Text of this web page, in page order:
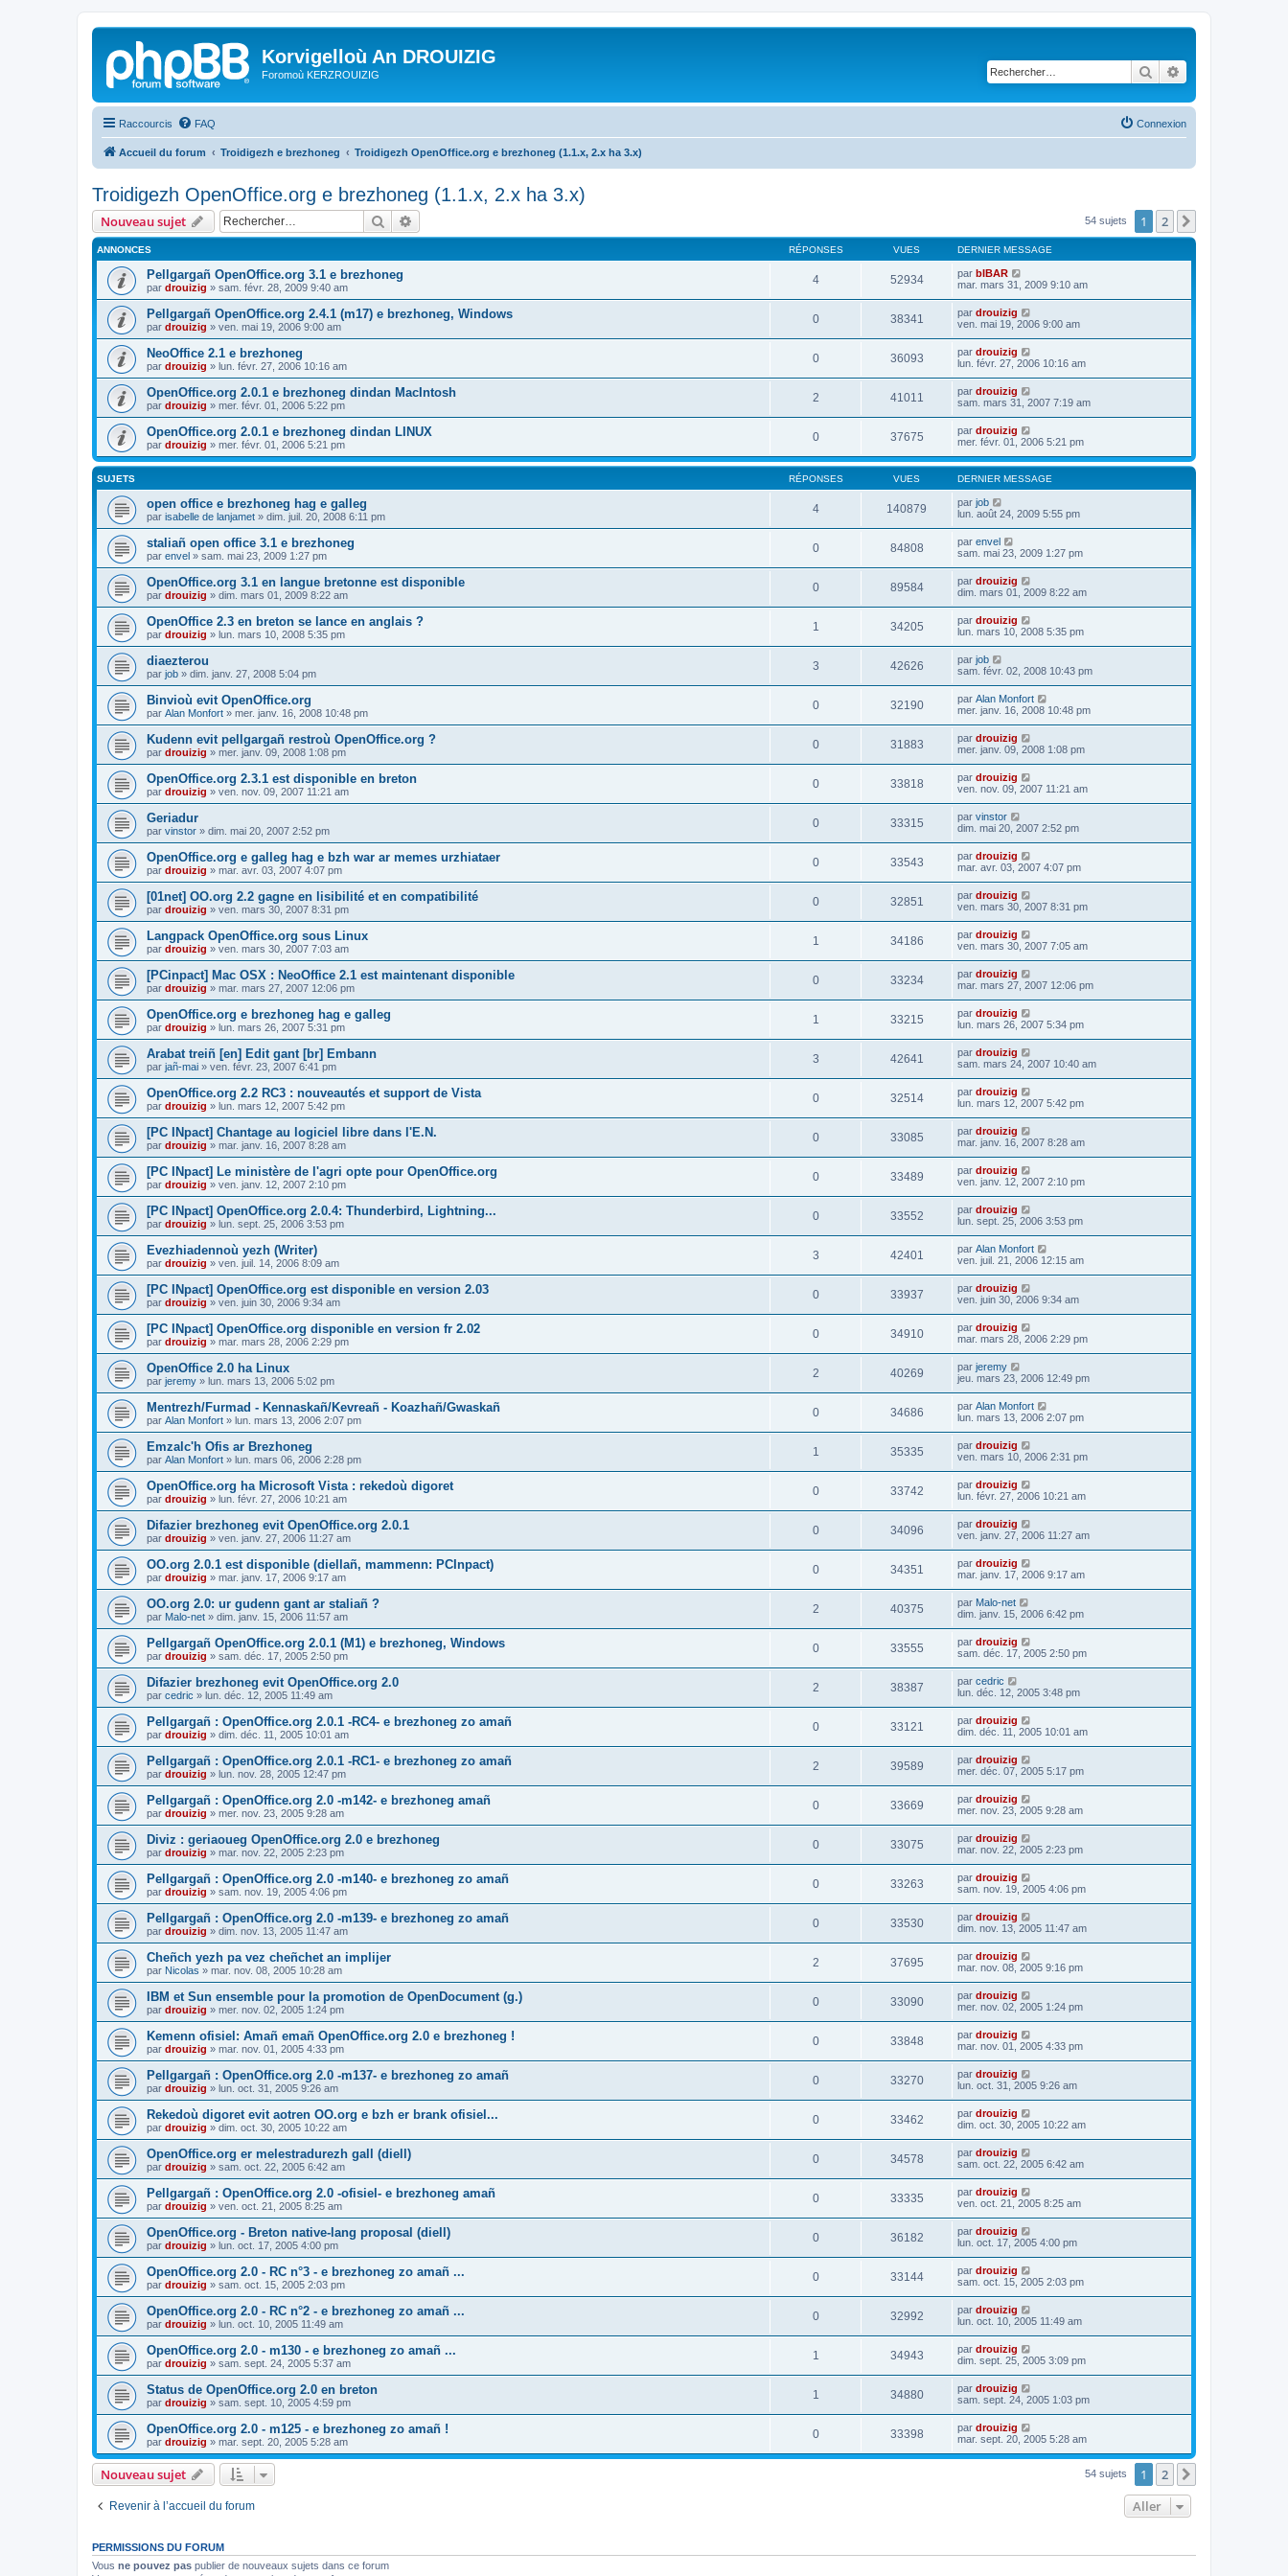
Korvigelloù An DROUIZIG
Foromoù KERZROUIZIG Rechercher
Raccourcis FAQ Connexion
Accueil du forum Troidigezh e brezhoneg Troidigezh OpenOffice.org e brezhoneg (1.1.x, 2.x ha 3.x)
Troidigezh OpenOffice.org e brezhoneg (1.1.x, 2.x ha 3.x)
Nouveau sujet Rechercher 54 sujets 1 2
ANNONCES RÉPONSES VUES DERNIER MESSAGE
Pellgargañ OpenOffice.org 3.1 e brezhoneg
par drouizig » sam. févr. 28, 2009 9:40 am
4 52934 par bIBAR
mar. mars 31, 2009 9:10 am
Pellgargañ OpenOffice.org 2.4.1 (m17) e brezhoneg, Windows
par drouizig » ven. mai 19, 2006 9:00 am
0 38341 par drouizig
ven. mai 19, 2006 9:00 am
NeoOffice 2.1 e brezhoneg
par drouizig » lun. févr. 27, 2006 10:16 am
0 36093 par drouizig
lun. févr. 27, 2006 10:16 am
OpenOffice.org 2.0.1 e brezhoneg dindan MacIntosh
par drouizig » mer. févr. 01, 2006 5:22 pm
2 41011 par drouizig
sam. mars 31, 2007 7:19 am
OpenOffice.org 2.0.1 e brezhoneg dindan LINUX
par drouizig » mer. févr. 01, 2006 5:21 pm
0 37675 par drouizig
mer. févr. 01, 2006 5:21 pm
SUJETS RÉPONSES VUES DERNIER MESSAGE
open office e brezhoneg hag e galleg
par isabelle de lanjamet » dim. juil. 20, 2008 6:11 pm
4 140879 par job
lun. août 24, 2009 5:55 pm
staliañ open office 3.1 e brezhoneg
par envel » sam. mai 23, 2009 1:27 pm
0 84808 par envel
sam. mai 23, 2009 1:27 pm
OpenOffice.org 3.1 en langue bretonne est disponible
par drouizig » dim. mars 01, 2009 8:22 am
0 89584 par drouizig
dim. mars 01, 2009 8:22 am
OpenOffice 2.3 en breton se lance en anglais ?
par drouizig » lun. mars 10, 2008 5:35 pm
1 34205 par drouizig
lun. mars 10, 2008 5:35 pm
diaezterou
par job » dim. janv. 27, 2008 5:04 pm
3 42626 par job
sam. févr. 02, 2008 10:43 pm
Binvioù evit OpenOffice.org
par Alan Monfort » mer. janv. 16, 2008 10:48 pm
0 32190 par Alan Monfort
mer. janv. 16, 2008 10:48 pm
Kudenn evit pellgargañ restroù OpenOffice.org ?
par drouizig » mer. janv. 09, 2008 1:08 pm
0 31883 par drouizig
mer. janv. 09, 2008 1:08 pm
OpenOffice.org 2.3.1 est disponible en breton
par drouizig » ven. nov. 09, 2007 11:21 am
0 33818 par drouizig
ven. nov. 09, 2007 11:21 am
Geriadur
par vinstor » dim. mai 20, 2007 2:52 pm
0 33315 par vinstor
dim. mai 20, 2007 2:52 pm
OpenOffice.org e galleg hag e bzh war ar memes urzhiataer
par drouizig » mar. avr. 03, 2007 4:07 pm
0 33543 par drouizig
mar. avr. 03, 2007 4:07 pm
[01net] OO.org 2.2 gagne en lisibilité et en compatibilité
par drouizig » ven. mars 30, 2007 8:31 pm
0 32851 par drouizig
ven. mars 30, 2007 8:31 pm
Langpack OpenOffice.org sous Linux
par drouizig » ven. mars 30, 2007 7:03 am
1 34186 par drouizig
ven. mars 30, 2007 7:05 am
[PCinpact] Mac OSX : NeoOffice 2.1 est maintenant disponible
par drouizig » mar. mars 27, 2007 12:06 pm
0 33234 par drouizig
mar. mars 27, 2007 12:06 pm
OpenOffice.org e brezhoneg hag e galleg
par drouizig » lun. mars 26, 2007 5:31 pm
1 33215 par drouizig
lun. mars 26, 2007 5:34 pm
Arabat treiñ [en] Edit gant [br] Embann
par jañ-mai » ven. févr. 23, 2007 6:41 pm
3 42641 par drouizig
sam. mars 24, 2007 10:40 am
OpenOffice.org 2.2 RC3 : nouveautés et support de Vista
par drouizig » lun. mars 12, 2007 5:42 pm
0 32514 par drouizig
lun. mars 12, 2007 5:42 pm
[PC INpact] Chantage au logiciel libre dans l'E.N.
par drouizig » mar. janv. 16, 2007 8:28 am
0 33085 par drouizig
mar. janv. 16, 2007 8:28 am
[PC INpact] Le ministère de l'agri opte pour OpenOffice.org
par drouizig » ven. janv. 12, 2007 2:10 pm
0 33489 par drouizig
ven. janv. 12, 2007 2:10 pm
[PC INpact] OpenOffice.org 2.0.4: Thunderbird, Lightning...
par drouizig » lun. sept. 25, 2006 3:53 pm
0 33552 par drouizig
lun. sept. 25, 2006 3:53 pm
Evezhiadennoù yezh (Writer)
par drouizig » ven. juil. 14, 2006 8:09 am
3 42401 par Alan Monfort
ven. juil. 21, 2006 12:15 am
[PC INpact] OpenOffice.org est disponible en version 2.03
par drouizig » ven. juin 30, 2006 9:34 am
0 33937 par drouizig
ven. juin 30, 2006 9:34 am
[PC INpact] OpenOffice.org disponible en version fr 2.02
par drouizig » mar. mars 28, 2006 2:29 pm
0 34910 par drouizig
mar. mars 28, 2006 2:29 pm
OpenOffice 2.0 ha Linux
par jeremy » lun. mars 13, 2006 5:02 pm
2 40269 par jeremy
jeu. mars 23, 2006 12:49 pm
Mentrezh/Furmad - Kennaskañ/Kevreañ - Koazhañ/Gwaskañ
par Alan Monfort » lun. mars 13, 2006 2:07 pm
0 34686 par Alan Monfort
lun. mars 13, 2006 2:07 pm
Emzalc'h Ofis ar Brezhoneg
par Alan Monfort » lun. mars 06, 2006 2:28 pm
1 35335 par drouizig
ven. mars 10, 2006 2:31 pm
OpenOffice.org ha Microsoft Vista : rekedoù digoret
par drouizig » lun. févr. 27, 2006 10:21 am
0 33742 par drouizig
lun. févr. 27, 2006 10:21 am
Difazier brezhoneg evit OpenOffice.org 2.0.1
par drouizig » ven. janv. 27, 2006 11:27 am
0 34096 par drouizig
ven. janv. 27, 2006 11:27 am
OO.org 2.0.1 est disponible (diellañ, mammenn: PCInpact)
par drouizig » mar. janv. 17, 2006 9:17 am
0 34351 par drouizig
mar. janv. 17, 2006 9:17 am
OO.org 2.0: ur gudenn gant ar staliañ ?
par Malo-net » dim. janv. 15, 2006 11:57 am
2 40375 par Malo-net
dim. janv. 15, 2006 6:42 pm
Pellgargañ OpenOffice.org 2.0.1 (M1) e brezhoneg, Windows
par drouizig » sam. déc. 17, 2005 2:50 pm
0 33555 par drouizig
sam. déc. 17, 2005 2:50 pm
Difazier brezhoneg evit OpenOffice.org 2.0
par cedric » lun. déc. 12, 2005 11:49 am
2 38387 par cedric
lun. déc. 12, 2005 3:48 pm
Pellgargañ : OpenOffice.org 2.0.1 -RC4- e brezhoneg zo amañ
par drouizig » dim. déc. 11, 2005 10:01 am
0 33121 par drouizig
dim. déc. 11, 2005 10:01 am
Pellgargañ : OpenOffice.org 2.0.1 -RC1- e brezhoneg zo amañ
par drouizig » lun. nov. 28, 2005 12:47 pm
2 39589 par drouizig
mer. déc. 07, 2005 5:17 pm
Pellgargañ : OpenOffice.org 2.0 -m142- e brezhoneg amañ
par drouizig » mer. nov. 23, 2005 9:28 am
0 33669 par drouizig
mer. nov. 23, 2005 9:28 am
Diviz : geriaoueg OpenOffice.org 2.0 e brezhoneg
par drouizig » mar. nov. 22, 2005 2:23 pm
0 33075 par drouizig
mar. nov. 22, 2005 2:23 pm
Pellgargañ : OpenOffice.org 2.0 -m140- e brezhoneg zo amañ
par drouizig » sam. nov. 19, 2005 4:06 pm
0 33263 par drouizig
sam. nov. 19, 2005 4:06 pm
Pellgargañ : OpenOffice.org 2.0 -m139- e brezhoneg zo amañ
par drouizig » dim. nov. 13, 2005 11:47 am
0 33530 par drouizig
dim. nov. 13, 2005 11:47 am
Cheñch yezh pa vez cheñchet an implijer
par Nicolas » mar. nov. 08, 2005 10:28 am
2 37695 par drouizig
mar. nov. 08, 2005 9:16 pm
IBM et Sun ensemble pour la promotion de OpenDocument (g.)
par drouizig » mer. nov. 02, 2005 1:24 pm
0 33090 par drouizig
mer. nov. 02, 2005 1:24 pm
Kemenn ofisiel: Amañ emañ OpenOffice.org 2.0 e brezhoneg !
par drouizig » mar. nov. 01, 2005 4:33 pm
0 33848 par drouizig
mar. nov. 01, 2005 4:33 pm
Pellgargañ : OpenOffice.org 2.0 -m137- e brezhoneg zo amañ
par drouizig » lun. oct. 31, 2005 9:26 am
0 33270 par drouizig
lun. oct. 31, 2005 9:26 am
Rekedoù digoret evit aotren OO.org e bzh er brank ofisiel...
par drouizig » dim. oct. 30, 2005 10:22 am
0 33462 par drouizig
dim. oct. 30, 2005 10:22 am
OpenOffice.org er melestradurezh gall (diell)
par drouizig » sam. oct. 22, 2005 6:42 am
0 34578 par drouizig
sam. oct. 22, 2005 6:42 am
Pellgargañ : OpenOffice.org 2.0 -ofisiel- e brezhoneg amañ
par drouizig » ven. oct. 21, 2005 8:25 am
0 33335 par drouizig
ven. oct. 21, 2005 8:25 am
OpenOffice.org - Breton native-lang proposal (diell)
par drouizig » lun. oct. 17, 2005 4:00 pm
0 36182 par drouizig
lun. oct. 17, 2005 4:00 pm
OpenOffice.org 2.0 - RC n°3 - e brezhoneg zo amañ ...
par drouizig » sam. oct. 15, 2005 2:03 pm
0 33144 par drouizig
sam. oct. 15, 2005 2:03 pm
OpenOffice.org 2.0 - RC n°2 - e brezhoneg zo amañ ...
par drouizig » lun. oct. 10, 2005 11:49 am
0 32992 par drouizig
lun. oct. 10, 2005 11:49 am
OpenOffice.org 2.0 - m130 - e brezhoneg zo amañ ...
par drouizig » sam. sept. 24, 2005 5:37 am
1 34943 par drouizig
dim. sept. 25, 2005 3:09 pm
Status de OpenOffice.org 2.0 en breton
par drouizig » sam. sept. 10, 2005 4:59 pm
1 34880 par drouizig
sam. sept. 24, 2005 1:03 pm
OpenOffice.org 2.0 - m125 - e brezhoneg zo amañ !
par drouizig » mar. sept. 20, 2005 5:28 am
0 33398 par drouizig
mar. sept. 20, 2005 5:28 am
Nouveau sujet 54 sujets 1 2
Revenir à l’accueil du forum Aller
PERMISSIONS DU FORUM
Vous ne pouvez pas publier de nouveaux sujets dans ce forum